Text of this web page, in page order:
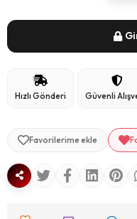
Hızlı Gönderi Güvenli
Favorilerime ekle